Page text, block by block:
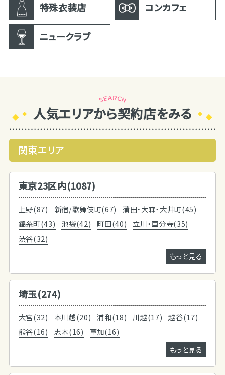
特殊衣装店 コンカフェ
ニュークラブ
人気エリアから契約店をみる
関東エリア
東京23区内(1087)
上野(87) 新宿/歌舞伎町(67)
蒲田・大森・大井町(45)
錦糸町(43)
池袋(42) 町田(40)
立川・国分寺(35)
渋谷(32)
もっと見る
埼玉(274)
大宮(32) 本川越(20) 浦和(18) 川越(17)
越谷(17)
熊谷(16)
志木(16)
草加(16)
もっと見る